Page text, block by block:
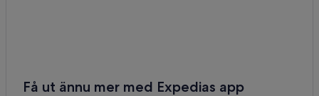
Få ut ännu mer med Expedias app